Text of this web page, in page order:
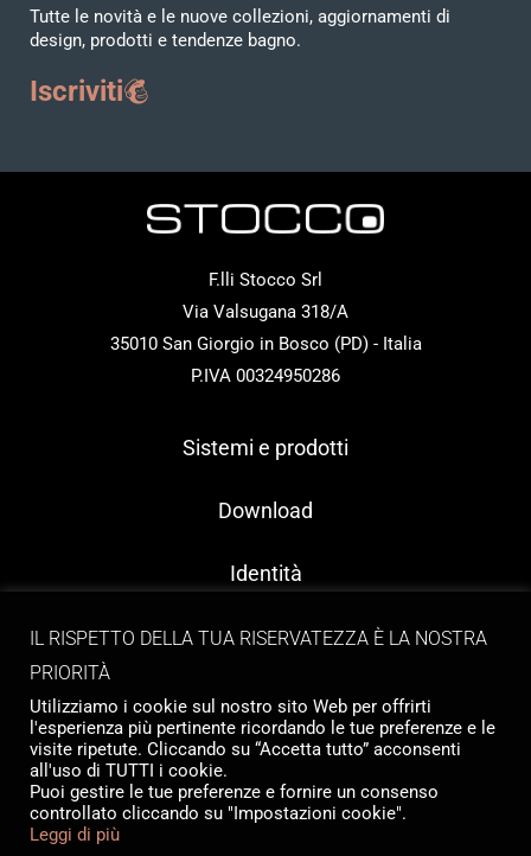
Tutte le novità e le nuove collezioni, aggiornamenti di
design, prodotti e tendenze bagno.
Iscriviti
F.lli Stocco Srl
Via Valsugana 318/A
35010 San Giorgio in Bosco (PD) - Italia
P.IVA 00324950286
Sistemi e prodotti
Download
Identità
Contatti
Copyright © 2026 Tailormade Stocco
IL RISPETTO DELLA TUA RISERVATEZZA È LA NOSTRA
PRIORITÀ
Utilizziamo i cookie sul nostro sito Web per offrirti
l'esperienza più pertinente ricordando le tue preferenze e le
visite ripetute. Cliccando su “Accetta tutto” acconsenti
all'uso di TUTTI i cookie.
Puoi gestire le tue preferenze e fornire un consenso
controllato cliccando su "Impostazioni cookie".
Leggi di più